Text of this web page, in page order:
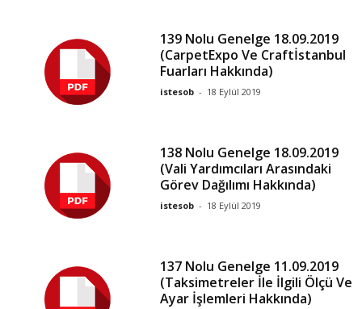
139 Nolu Genelge 18.09.2019
(CarpetExpo Ve Craftİstanbul
Fuarları Hakkında)
istesob - 18 Eylül 2019
138 Nolu Genelge 18.09.2019
(Vali Yardımcıları Arasındaki
Görev Dağılımı Hakkında)
istesob - 18 Eylül 2019
137 Nolu Genelge 11.09.2019
(Taksimetreler İle İlgili Ölçü Ve
Ayar İşlemleri Hakkında)